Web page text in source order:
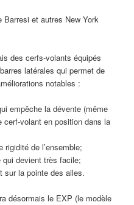
et autres New York
des cerfs-volants équipés
latérales qui permet de
notables :
empêche la dévente (même
cerf-volant en position dans la
de l’ensemble;
qui devient très facile;
sur la pointe des ailes.
désormais le EXP (le modèle